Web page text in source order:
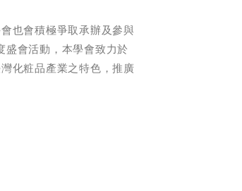
也會積極爭取承辦及參與
盛會活動，本學會致力於
化粧品產業之特色，推廣